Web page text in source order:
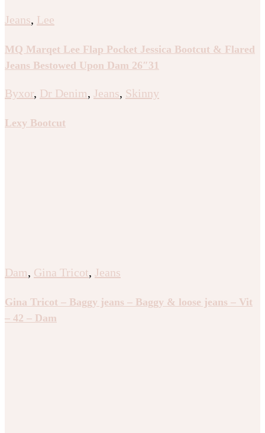
Jeans, Lee
MQ Marqet Lee Flap Pocket Jessica Bootcut & Flared
Jeans Bestowed Upon Dam 26″31
Byxor, Dr Denim, Jeans, Skinny
Lexy Bootcut
Dam, Gina Tricot, Jeans
Gina Tricot – Baggy jeans – Baggy & loose jeans – Vit
– 42 – Dam